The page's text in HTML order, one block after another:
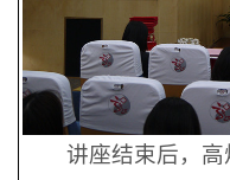
讲座结束后，